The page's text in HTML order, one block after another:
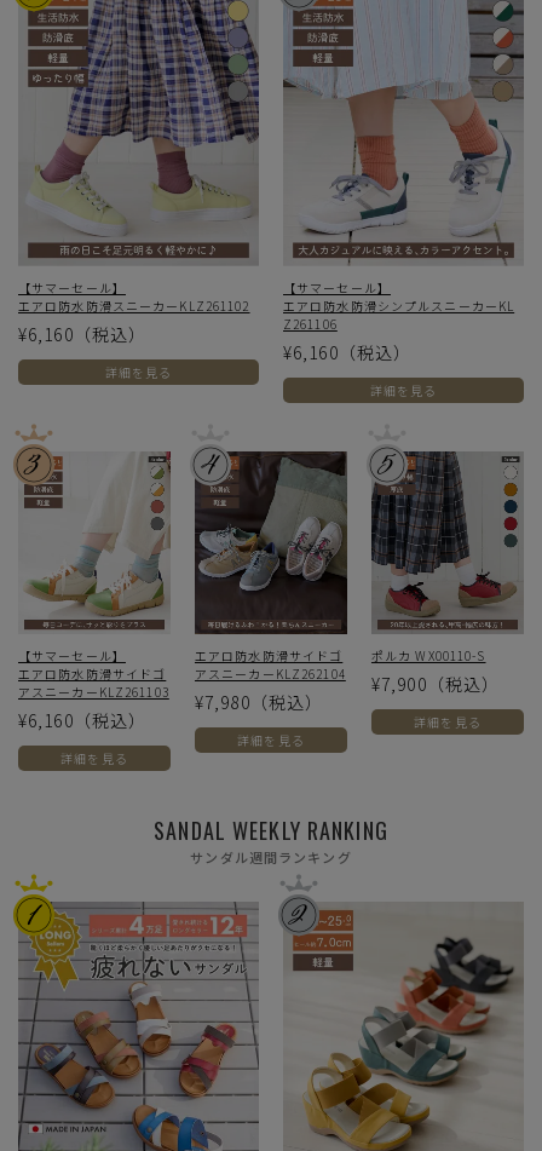
【サマーセール】
エアロ防水防滑スニーカーKLZ261102
¥6,160 （税込）
詳細を見る
【サマーセール】
エアロ防水防滑シンプルスニーカーKL
Z261106
¥6,160 （税込）
詳細を見る
【サマーセール】
エアロ防水防滑サイドゴ
アスニーカーKLZ261103
¥6,160 （税込）
詳細を見る
エアロ防水防滑サイドゴ
アスニーカーKLZ262104
¥7,980 （税込）
詳細を見る
ポルカ WX00110-S
¥7,900 （税込）
詳細を見る
SANDAL WEEKLY RANKING
サンダル週間ランキング